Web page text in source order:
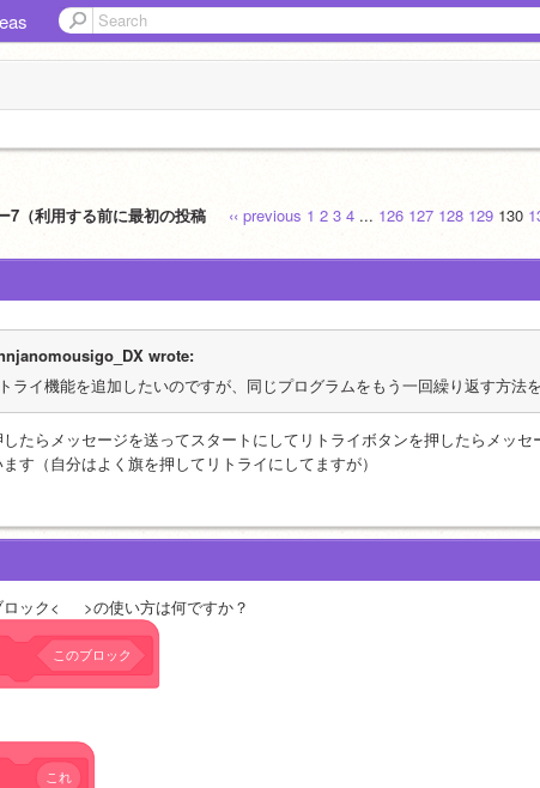
‹‹ previous 1 2 3 4 ... 126 127 128 129 130
7（利用する前に最初の投稿
wrote:
ライ機能を追加したいのですが、同じプログラムをもう一回繰り返す方法
たらメッセージを送ってスタートにしてリトライボタンを押したらメッ
ます（自分はよく旗を押してリトライにしてますが）
ロック<     >の使い方は何ですか？
このブロック
これ